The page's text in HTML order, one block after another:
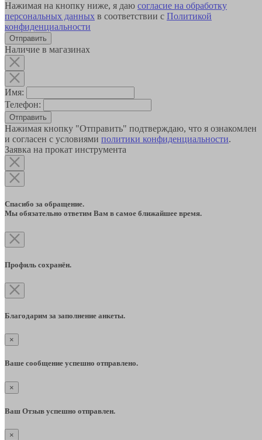
Нажимая на кнопку ниже, я даю согласие на обработку
персональных данных в соответствии с Политикой
конфиденциальности
Наличие в магазинах
Имя:
Телефон:
Отправить
Нажимая кнопку "Отправить" подтверждаю, что я ознакомлен
и согласен с условиями политики конфиденциальности.
Заявка на прокат инструмента
Спасибо за обращение.
Мы обязательно ответим Вам в самое ближайшее время.
Профиль сохранён.
Благодарим за заполнение анкеты.
×
Ваше сообщение успешно отправлено.
×
Ваш Отзыв успешно отправлен.
×